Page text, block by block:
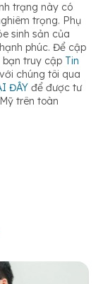
trạng này có
trọng. Phụ
sinh sản của
phúc. Để cập
truy cập Tin
chúng tôi qua
ĐÂY để được tư
trên toàn